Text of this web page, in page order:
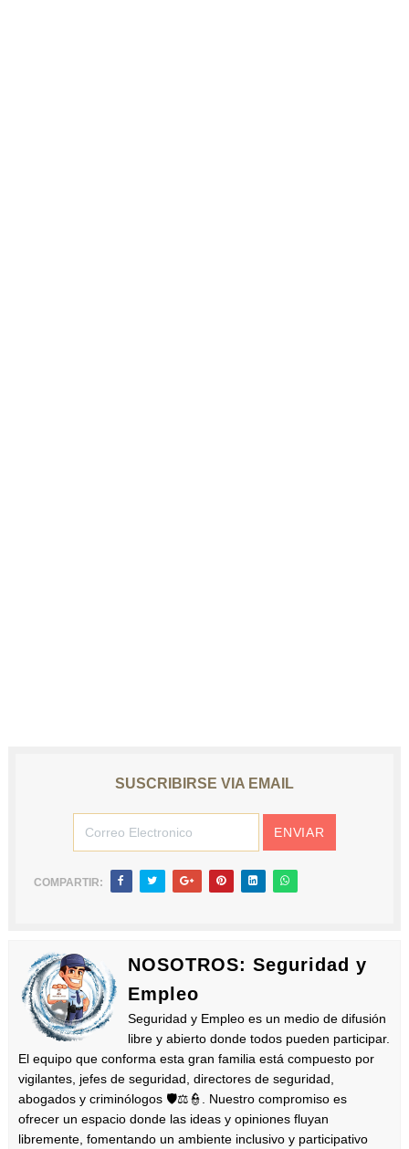
SUSCRIBIRSE VIA EMAIL
COMPARTIR:
NOSOTROS: Seguridad y
Empleo
Seguridad y Empleo es un medio de difusión
libre y abierto donde todos pueden participar.
El equipo que conforma esta gran familia está compuesto por
vigilantes, jefes de seguridad, directores de seguridad,
abogados y criminólogos 🛡️⚖️👮. Nuestro compromiso es
ofrecer un espacio donde las ideas y opiniones fluyan
libremente, fomentando un ambiente inclusivo y participativo